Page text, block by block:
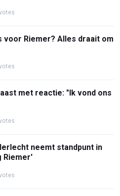
voor Riemer? Alles draait om
met reactie: "Ik vond ons
neemt standpunt in
Riemer'